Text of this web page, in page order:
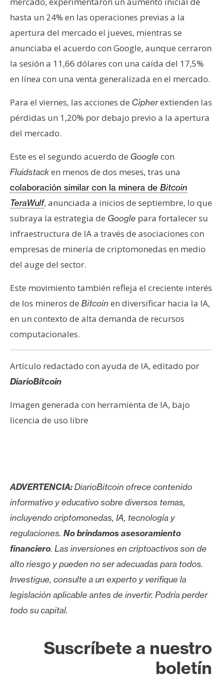
hasta un 24% en las operaciones previas a la
apertura del mercado el jueves, mientras se
anunciaba el acuerdo con Google, aunque cerraron
la sesión a 11,66 dólares con una caída del 17,5%
en línea con una venta generalizada en el mercado.
Para el viernes, las acciones de Cipherextienden las
pérdidas un 1,20% por debajo previo a la apertura
del mercado.
Este es el segundo acuerdo de Google con
Fluidstacken menos de dos meses, tras una
colaboración similar con la minera de Bitcoin
TeraWulf, anunciada a inicios de septiembre, lo que
subraya la estrategia de Google para fortalecer su
infraestructura de IA a través de asociaciones con
empresas de minería de criptomonedas en medio
del auge del sector.
Este movimiento también refleja el creciente interés
de los mineros de Bitcoin en diversificar hacia la IA,
en un contexto de alta demanda de recursos
computacionales.
Artículo redactado con ayuda de IA, editado por
DiarioBitcoin
Imagen generada con herramienta de IA, bajo
licencia de uso libre
ADVERTENCIA:DiarioBitcoin ofrece contenido
informativo y educativo sobre diversos temas,
incluyendo criptomonedas, IA, tecnología y
regulaciones. No brindamos asesoramiento
financiero. Las inversiones en criptoactivos son de
alto riesgo y pueden no ser adecuadas para todos.
Investigue, consulte a un experto y verifique la
legislación aplicable antes de invertir. Podría perder
todo su capital.
Suscríbete a nuestro
boletín